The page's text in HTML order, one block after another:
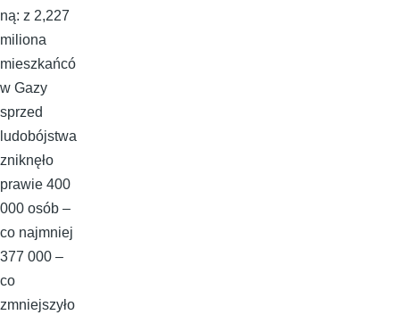
ną: z 2,227
miliona
mieszkańcó
w Gazy
sprzed
ludobójstwa
zniknęło
prawie 400
000 osób –
co najmniej
377 000 –
co
zmniejszyło